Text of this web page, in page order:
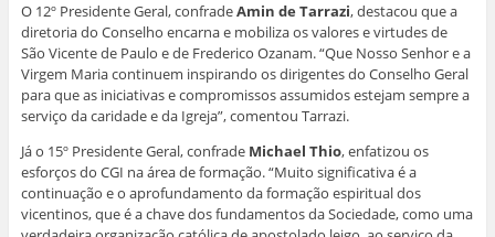
O 12º Presidente Geral, confradeAmin de Tarrazi, destacou que a
diretoria do Conselho encarna e mobiliza os valores e virtudes de
São Vicente de Paulo e de Frederico Ozanam. “Que Nosso Senhor e a
Virgem Maria continuem inspirando os dirigentes do Conselho Geral
para que as iniciativas e compromissos assumidos estejam sempre a
serviço da caridade e da Igreja”, comentou Tarrazi.
Já o 15º Presidente Geral, confrade Michael Thio, enfatizou os
esforços do CGI na área de formação. “Muito significativa é a
continuação e o aprofundamento da formação espiritual dos
vicentinos, que é a chave dos fundamentos da Sociedade, como uma